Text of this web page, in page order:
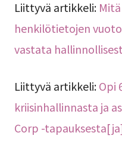
Liittyvä artikkeli:
henkilötietojen
vastata
Liittyvä artikkeli:Opi
kriisinhallinnasta ja
Corp -